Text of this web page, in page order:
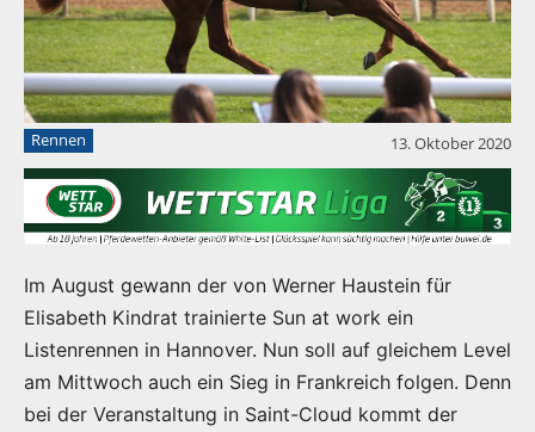
Rennen 13. Oktober 2020
Im August gewann der von Werner Haustein für
Elisabeth Kindrat trainierte Sun at work ein
Listenrennen in Hannover. Nun soll auf gleichem Level
am Mittwoch auch ein Sieg in Frankreich folgen. Denn
bei der Veranstaltung in Saint-Cloud kommt der